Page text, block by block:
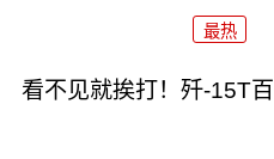
最热
看不见就挨打！歼-15T